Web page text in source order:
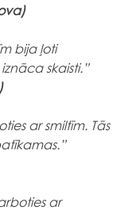
bija ļoti
skaisti.”
ar smiltīm. Tās
ar